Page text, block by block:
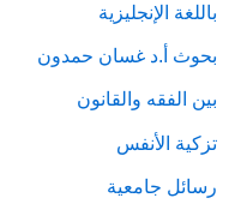
باللغة الإنجليزية
بحوث أ.د غسان حمدون
بين الفقه والقانون
تزكية الأنفس
رسائل جامعية